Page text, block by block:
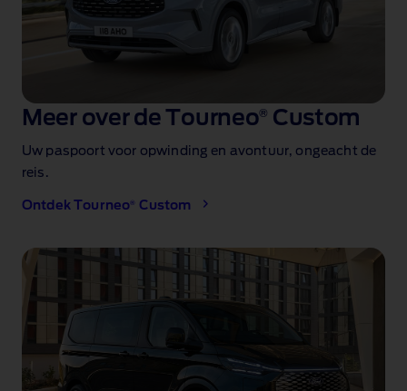
Meer over de Tourneo® Custom
Uw paspoort voor opwinding en avontuur, ongeacht de
reis.
Ontdek Tourneo ® Custom